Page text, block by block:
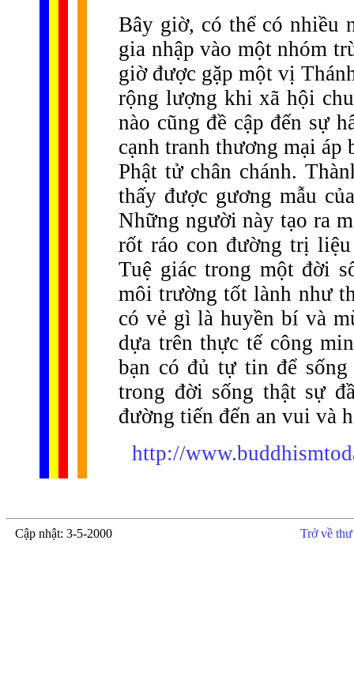
Bây giờ, có thể có nhiều
gia nhập vào một nhóm
giờ được gặp một vị
rộng lượng khi xã hội
nào cũng đề cập đến sự
cạnh tranh thương mại áp
Phật tử chân chánh.
thấy được gương mẫu
Những người này tạo ra
rốt ráo con đường trị
Tuệ giác trong một đời
môi trường tốt lành như
có vẻ gì là huyền bí và
dựa trên thực tế công
bạn có đủ tự tin để
trong đời sống thật sự
đường tiến đến an vui và
http://
Cập nhật: 3-5-2000 Trở về